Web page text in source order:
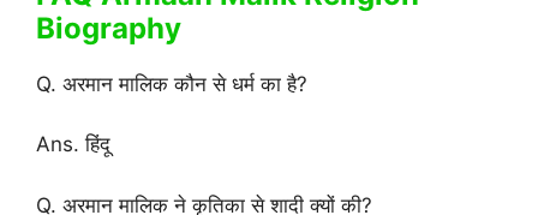
Biography
Q. अरमान मालिक कौन से धर्म का है?
Ans. हिंदू
Q. अरमान मालिक ने कृतिका से शादी क्यों की?